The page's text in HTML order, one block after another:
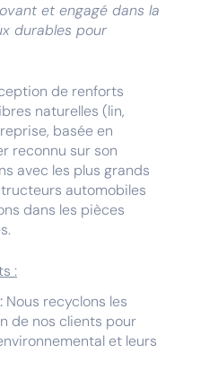
et engagé dans la
durables pour
de renforts
naturelles (lin,
basée en
reconnu sur son
avec les plus grands
automobiles
dans les pièces
:
Nous recyclons les
de nos clients pour
et leurs